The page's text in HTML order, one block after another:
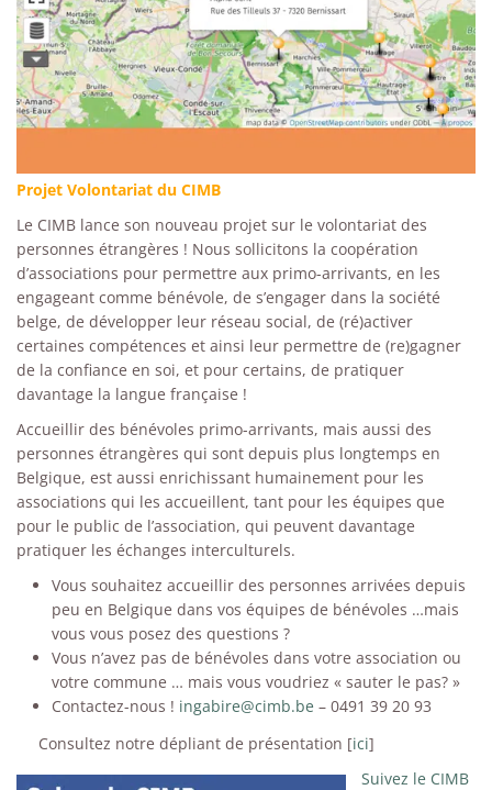
Projet Volontariat du CIMB
Le CIMB lance son nouveau projet sur le volontariat des
personnes étrangères ! Nous sollicitons la coopération
d’associations pour permettre aux primo-arrivants, en les
engageant comme bénévole, de s’engager dans la société
belge, de développer leur réseau social, de (ré)activer
certaines compétences et ainsi leur permettre de (re)gagner
de la confiance en soi, et pour certains, de pratiquer
davantage la langue française !
Accueillir des bénévoles primo-arrivants, mais aussi des
personnes étrangères qui sont depuis plus longtemps en
Belgique, est aussi enrichissant humainement pour les
associations qui les accueillent, tant pour les équipes que
pour le public de l’association, qui peuvent davantage
pratiquer les échanges interculturels.
Vous souhaitez accueillir des personnes arrivées depuis
peu en Belgique dans vos équipes de bénévoles …mais
vous vous posez des questions ?
Vous n’avez pas de bénévoles dans votre association ou
votre commune … mais vous voudriez « sauter le pas? »
Contactez-nous ! ingabire@cimb.be – 0491 39 20 93
Consultez notre dépliant de présentation [ici]
Suivez le CIMB